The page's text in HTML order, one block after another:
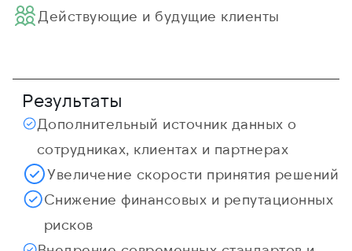
Действующие и будущие клиенты
Результаты
Дополнительный источник данных о
сотрудниках, клиентах и партнерах
Увеличение скорости принятия решений
Снижение финансовых и репутационных
рисков